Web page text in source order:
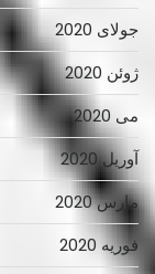
جولای 2020
ژوئن 2020
می 2020
آوریل 2020
مارس 2020
فوریه 2020